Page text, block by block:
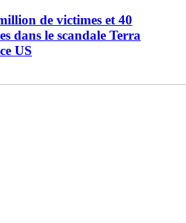
de victimes et 40
dans le scandale Terra
US